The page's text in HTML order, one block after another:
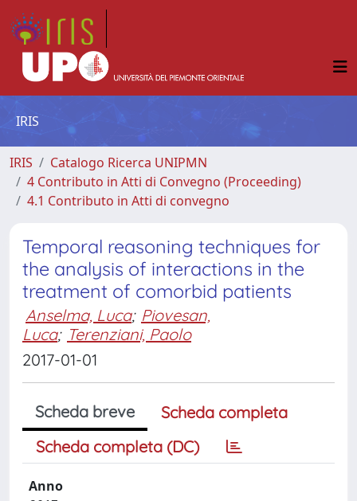
IRIS
IRIS
Catalogo Ricerca UNIPMN
4 Contributo in Atti di Convegno (Proceeding)
4.1 Contributo in Atti di convegno
Temporal reasoning techniques for
the analysis of interactions in the
treatment of comorbid patients
Anselma, Luca; Piovesan,
Luca; Terenziani, Paolo
2017-01-01
Scheda breve
Scheda completa
Scheda completa (DC)
Anno